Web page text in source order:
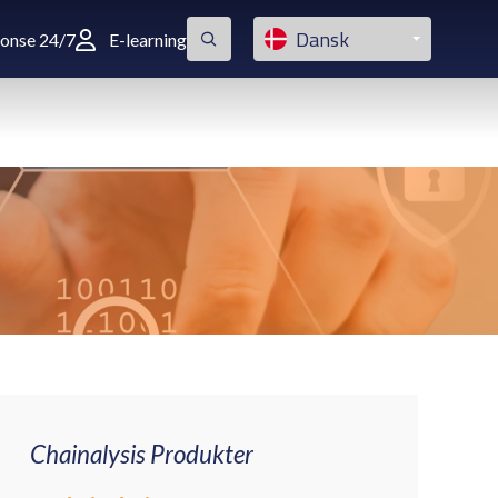
24/7 E-learning Dansk
Chainalysis Produkter